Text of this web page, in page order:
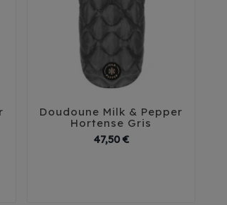
  
Doudoune Milk & Pepper
Hortense Gris
47,50 €Prix